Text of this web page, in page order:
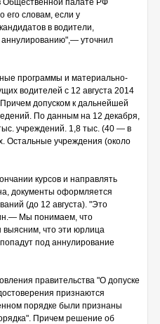
Общественной палате РФ
словам, если у
в водители,
уточнил
программы и материально-
водителей с 12 августа 2014
допуском к дальнейшей
По данным на 12 декабря,
учреждений. 1,8 тыс. (40 — в
Остальные учреждения (около
курсов и направлять
документы оформляется
(до 12 августа). "Это
Мы понимаем, что
что эти юрлица
под аннулирование
правительства "О допуске
признаются
порядке были признаны
Причем решение об